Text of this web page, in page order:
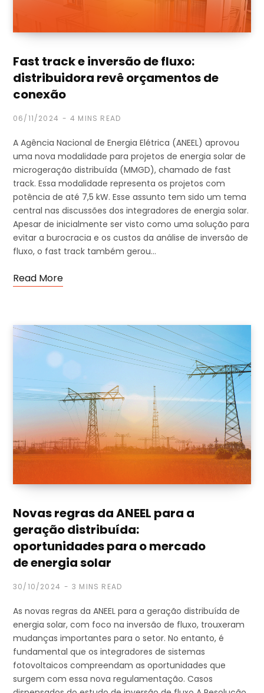
Fast track e inversão de fluxo:
distribuidora revê orçamentos de
conexão
06/11/2024 4 MINS READ
A Agência Nacional de Energia Elétrica (ANEEL) aprovou
uma nova modalidade para projetos de energia solar de
microgeração distribuída (MMGD), chamado de fast
track. Essa modalidade representa os projetos com
potência de até 7,5 kW. Esse assunto tem sido um tema
central nas discussões dos integradores de energia solar.
Apesar de inicialmente ser visto como uma solução para
evitar a burocracia e os custos da análise de inversão de
fluxo, o fast track também gerou…
Read More
Novas regras da ANEEL para a
geração distribuída:
oportunidades para o mercado
de energia solar
30/10/2024 3 MINS READ
As novas regras da ANEEL para a geração distribuída de
energia solar, com foco na inversão de fluxo, trouxeram
mudanças importantes para o setor. No entanto, é
fundamental que os integradores de sistemas
fotovoltaicos compreendam as oportunidades que
surgem com essa nova regulamentação. Casos